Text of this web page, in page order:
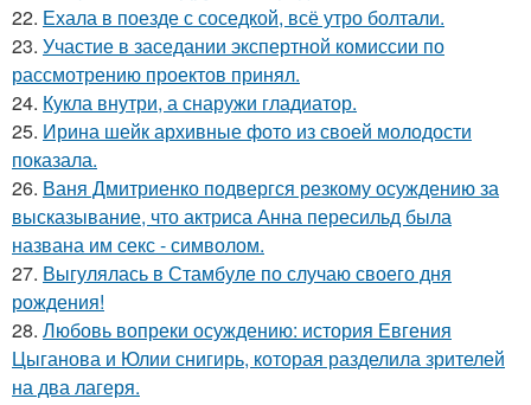
22. Ехала в поезде с соседкой, всё утро болтали.
23. Участие в заседании экспертной комиссии по
рассмотрению проектов принял.
24. Кукла внутри, а снаружи гладиатор.
25. Ирина шейк архивные фото из своей молодости
показала.
26. Ваня Дмитриенко подвергся резкому осуждению за
высказывание, что актриса Анна пересильд была
названа им секс - символом.
27. Выгулялась в Стамбуле по случаю своего дня
рождения!
28. Любовь вопреки осуждению: история Евгения
Цыганова и Юлии снигирь, которая разделила зрителей
на два лагеря.